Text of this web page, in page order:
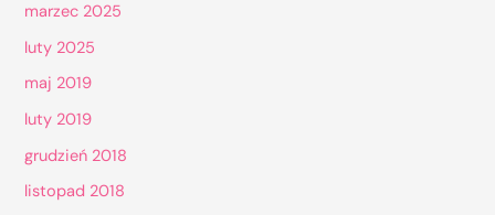
marzec 2025
luty 2025
maj 2019
luty 2019
grudzień 2018
listopad 2018